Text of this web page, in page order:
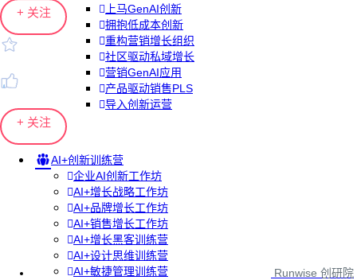
上马GenAI创新
拥抱低成本创新
重构营销增长组织
社区驱动私域增长
营销GenAI应用
产品驱动销售PLS
导入创新运营
AI+创新训练营
企业AI创新工作坊
AI+增长战略工作坊
AI+品牌增长工作坊
AI+销售增长工作坊
AI+增长黑客训练营
AI+设计思维训练营
AI+敏捷管理训练营
+ 关注
+ 关注
Runwise 创研院